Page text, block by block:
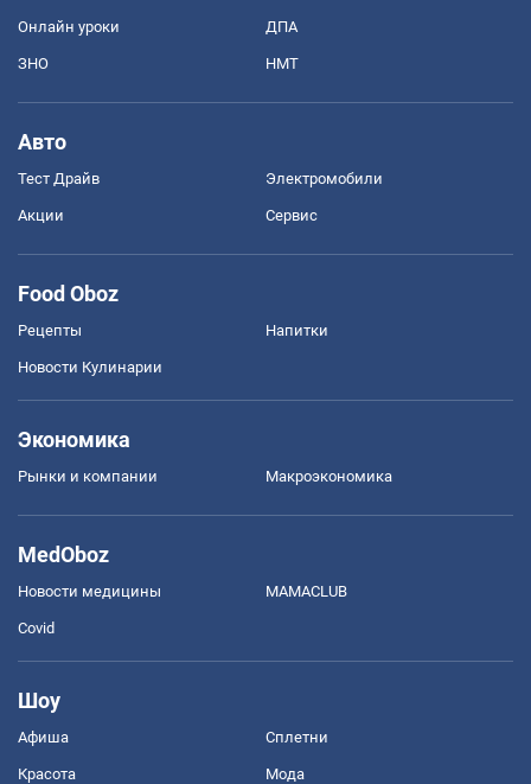
Онлайн уроки ДПА
ЗНО НМТ
Авто
Тест Драйв Электромобили
Акции Сервис
Food Oboz
Рецепты Напитки
Новости Кулинарии
Экономика
Рынки и компании Mакроэкономика
MedOboz
Новости медицины MAMACLUB
Covid
Шоу
Афиша Сплетни
Красота Мода